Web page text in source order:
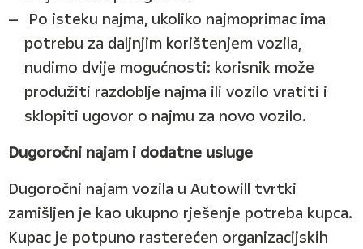
Po isteku najma, ukoliko najmoprimac ima
potrebu za daljnjim korištenjem vozila,
nudimo dvije mogućnosti: korisnik može
produžiti razdoblje najma ili vozilo vratiti i
sklopiti ugovor o najmu za novo vozilo.
Dugoročni najam i dodatne usluge
Dugoročni najam vozila u Autowill tvrtki
zamišljen je kao ukupno rješenje potreba kupca.
Kupac je potpuno rasterećen organizacijskih